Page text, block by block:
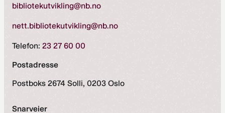
bibliotekutvikling@nb.no
nett.bibliotekutvikling@nb.no
Telefon: 23 27 60 00
Postadresse
Postboks 2674 Solli, 0203 Oslo
Snarveier